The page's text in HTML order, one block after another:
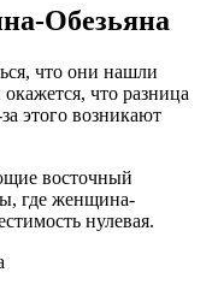
Обезьяна
что они нашли
что разница
этого возникают
восточный
где женщина-
нулевая.